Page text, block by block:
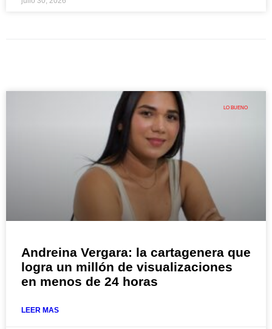
LO BUENO
Andreina Vergara: la cartagenera que
logra un millón de visualizaciones
en menos de 24 horas
LEER MAS